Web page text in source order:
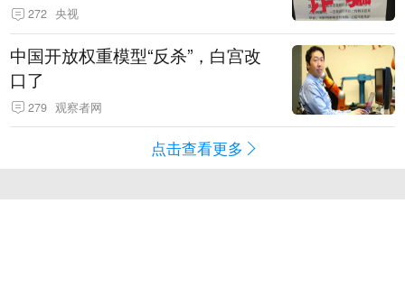
272 央视
中国开放权重模型“反杀”，白宫改
口了
279 观察者网
点击查看更多